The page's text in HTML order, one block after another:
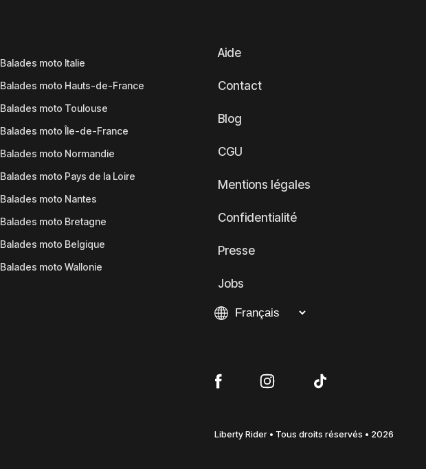
Balades moto Italie
Balades moto Hauts-de-France
Balades moto Toulouse
Balades moto Île-de-France
Balades moto Normandie
Balades moto Pays de la Loire
Balades moto Nantes
Balades moto Bretagne
Balades moto Belgique
Balades moto Wallonie
Aide
Contact
Blog
CGU
Mentions légales
Confidentialité
Presse
Jobs
Liberty Rider • Tous droits réservés • 2026